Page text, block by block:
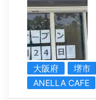
大阪府 堺市
ANELLA CAFE